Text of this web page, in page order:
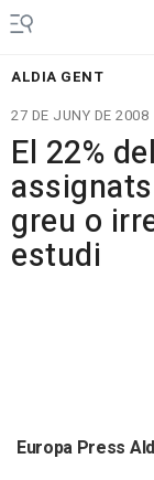
ALDIA GENT
27 DE JUNY DE 2008
El 22%
greu o
estudi
Europa Press